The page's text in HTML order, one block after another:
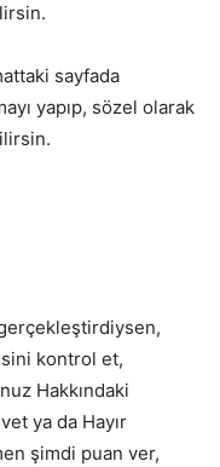
sayfada
yapıp, sözel olarak
kontrol et,
Hakkındaki
ya da Hayır
şimdi puan ver,